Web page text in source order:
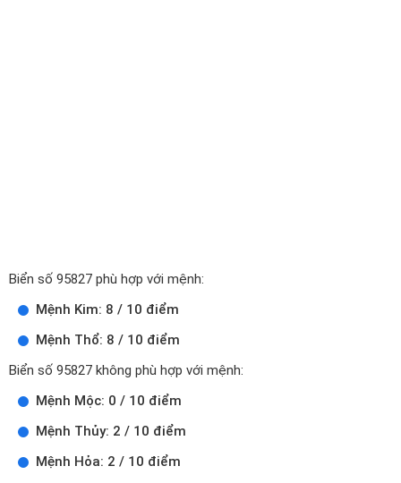
Biển số 95827 phù hợp với mệnh:
Mệnh Kim: 8 / 10 điểm
Mệnh Thổ: 8 / 10 điểm
Biển số 95827 không phù hợp với mệnh:
Mệnh Mộc: 0 / 10 điểm
Mệnh Thủy: 2 / 10 điểm
Mệnh Hỏa: 2 / 10 điểm